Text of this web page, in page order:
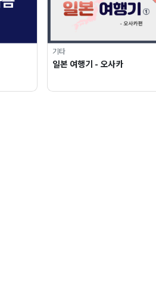
기타
일본 여행기 - 오사카